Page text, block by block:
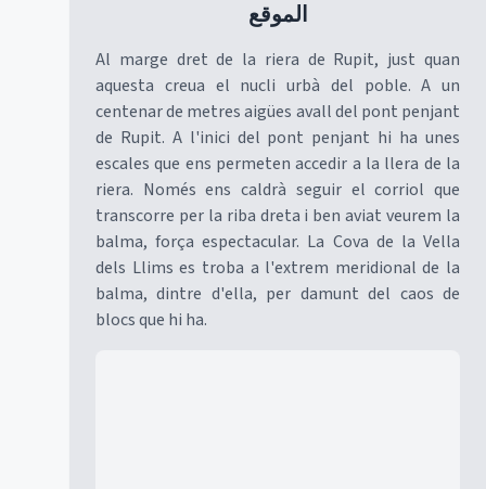
الموقع
Al marge dret de la riera de Rupit, just quan
aquesta creua el nucli urbà del poble. A un
centenar de metres aigües avall del pont penjant
de Rupit. A l'inici del pont penjant hi ha unes
escales que ens permeten accedir a la llera de la
riera. Només ens caldrà seguir el corriol que
transcorre per la riba dreta i ben aviat veurem la
balma, força espectacular. La Cova de la Vella
dels Llims es troba a l'extrem meridional de la
balma, dintre d'ella, per damunt del caos de
blocs que hi ha.